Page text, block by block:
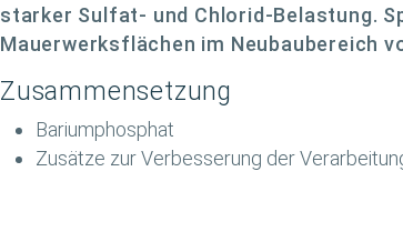
starker Sulfat- und Chlorid-Belastung.
Mauerwerksflächen im Neubaubereich
Zusammensetzung
Bariumphosphat
Zusätze zur Verbesserung der